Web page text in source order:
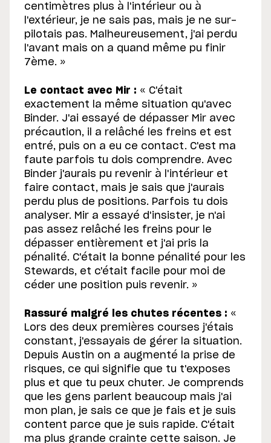
centimètres plus à l'intérieur ou à
l'extérieur, je ne sais pas, mais je ne sur-
pilotais pas. Malheureusement, j'ai perdu
l'avant mais on a quand même pu finir
7ème. »
Le contact avec Mir : « C'était
exactement la même situation qu'avec
Binder. J'ai essayé de dépasser Mir avec
précaution, il a relâché les freins et est
entré, puis on a eu ce contact. C'est ma
faute parfois tu dois comprendre. Avec
Binder j'aurais pu revenir à l'intérieur et
faire contact, mais je sais que j'aurais
perdu plus de positions. Parfois tu dois
analyser. Mir a essayé d'insister, je n'ai
pas assez relâché les freins pour le
dépasser entièrement et j'ai pris la
pénalité. C'était la bonne pénalité pour les
Stewards, et c'était facile pour moi de
céder une position puis revenir. »
Rassuré malgré les chutes récentes : «
Lors des deux premières courses j'étais
constant, j'essayais de gérer la situation.
Depuis Austin on a augmenté la prise de
risques, ce qui signifie que tu t'exposes
plus et que tu peux chuter. Je comprends
que les gens parlent beaucoup mais j'ai
mon plan, je sais ce que je fais et je suis
content parce que je suis rapide. C'était
ma plus grande crainte cette saison. Je